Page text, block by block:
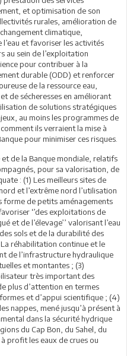
et optimisation de son
rurales, amélioration de
climatique,
et favoriser les activités
au sein de l’exploitation
pour contribuer à la
durable (ODD) et renforcer
de la ressource eau,
de sécheresses en améliorant
de solutions stratégiques
au moins les programmes de
ils verraient la mise à
pour minimiser ces risques.
de la Banque mondiale, relatifs
pour sa valorisation, de
: (1) Les meilleurs sites de
et l’extrême nord l’utilisation
forme de petits aménagements
‘’des exploitations de
et de l’élevage’’ valorisant l’eau
sols et de la durabilité des
réhabilitation continue et le
de l’infrastructure hydraulique
et montantes ; (3)
très important des
plus d’attention en termes
et d’appui scientifique ; (4)
nappes, mené jusqu’à présent à
dans la sécurité hydrique
du Cap Bon, du Sahel, du
profit les eaux de crues ou